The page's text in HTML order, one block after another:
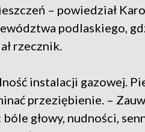
– powiedział
podlaskiego,
rzecznik.
instalacji gazowej.
przeziębienie. –
głowy, nudności,